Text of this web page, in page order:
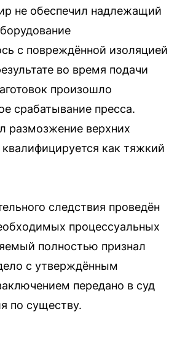
не обеспечил надлежащий
с повреждённой изоляцией
во время подачи
произошло
срабатывание пресса.
размозжение верхних
квалифицируется как тяжкий
следствия проведён
процессуальных
полностью признал
с утверждённым
передано в суд
по существу.